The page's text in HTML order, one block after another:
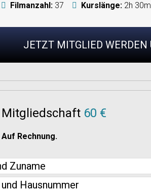
Filmanzahl: 37 Kurslänge: 2h
JETZT MITGLIED WERDEN
60 €
Rechnung.